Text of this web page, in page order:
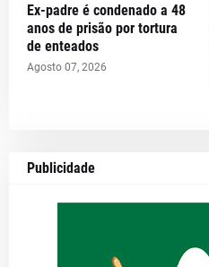
Ex-padre é condenado a 48
anos de prisão por tortura
de enteados
Agosto 07, 2026
Publicidade